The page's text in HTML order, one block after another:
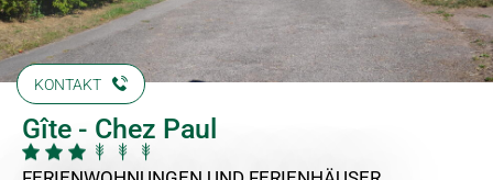
KONTAKT
Gîte - Chez Paul